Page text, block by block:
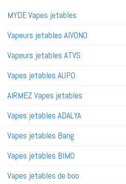
MYDE Vapes jetables
Vapeurs jetables AIVONO
Vapeurs jetables ATVS
Vapes jetables AUPO
AIRMEZ Vapes jetables
Vapes jetables ADALYA
Vapes jetables Bang
Vapes jetables BIMO
Vapes jetables de boo